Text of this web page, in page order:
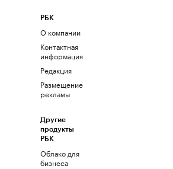
РБК
О компании
Контактная
информация
Редакция
Размещение
рекламы
Другие
продукты
РБК
Облако для
бизнеса